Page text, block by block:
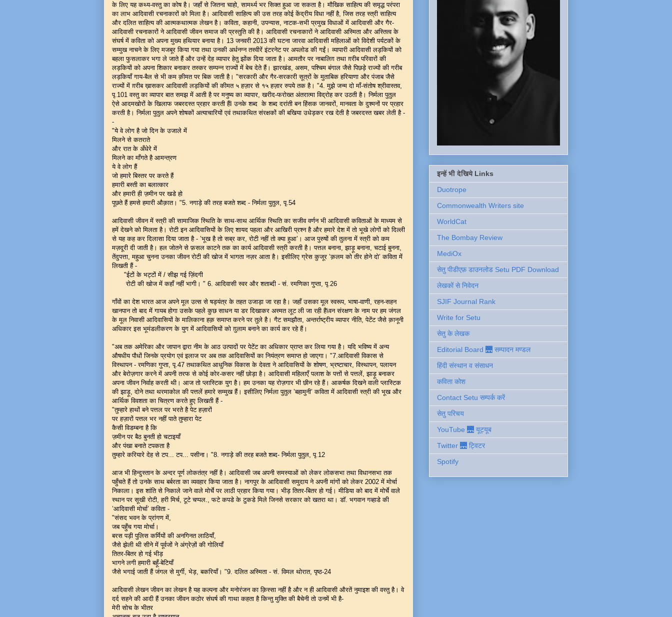
के लिए यह कथ्य-वस्तु का कोष है। जहाँ से जितना चाहो, सामर्थ्य भर सिक्त हुआ जा सकता है। मौखिक साहित्य की समृद्ध परंपरा
का लाभ आदिवासी रचनाकारों को मिला है। आदिवासी साहित्य की उस तरह कोई केंद्रीय विधा नहीं है, जिस तरह स्त्री साहित्य
और दलित साहित्य की आत्मकथात्मक लेखन है। कविता, कहानी, उपन्यास, नाटक-सभी प्रमुख विधाओं में आदिवासी और गैर-
आदिवासी रचनाकारों ने आदिवासी जीवन समाज की प्रस्तुति की है। आदिवासी रचनाकारों ने आदिवासी अस्मिता और अस्तित्व के
संघर्ष में कविता को अपना मुख्य हथियार बनाया है। 13 जनवरी 2013 की घटना जारवा आदिवासी महिलाओं को विदेशी पर्यटकों के
सम्मुख नाचने के लिए मजबूर किया गया तथा उनकी अर्धनग्न तस्वीरें इंटरनेट पर अपलोड की गईं। व्यापारी आदिवासी लड़कियों को
बहला फुसलाकर भगा ले जाते हैं और उन्हें देह व्यापार हेतु झोंक दिया जाता है। आमतौर पर नाबालिग़ तथा ग़रीब परिवारों की
लड़कियों को अपना शिकार बनाकर तस्कर सम्पन्न राज्यों में बेच देते हैं। झारखंड, असम, पश्चिम बंगाल जैसे पिछड़े राज्यों की गरीब
लड़कियाँ गाय-बैल से भी कम क़ीमत पर बिक जाती है। "सरकारी और गैर-सरकारी सूत्रों के मुताबिक हरियाणा और पंजाब जैसे
राज्यों में ग़रीब ख़ासकर आदिवासी लड़कियों की कीमत ५ हज़ार से १५ हज़ार रुपये तक है। "4. मुझे जन्म दो माँ-संतोष श्रीवास्तव,
पृ.101 वस्तु का व्यापार बात समझ में आती है पर मनुष्य का व्यापार, खरीद-फरोख्त अंतरात्मा विद्रोह कर उठती है। निर्मला पुतुल
ऐसे आदमखोरों के खिलाफ जबरदस्त प्रहार करती हैंI उनके शब्द के शब्द दरांती बन हिंसक जानवरों, मानवता के दुश्मनों पर प्रहार
करती है। निर्मला पुतुल अपने शोषकों अत्याचारियों एवं तथाकथित संरक्षकों की बखिया उधेड़कर रख देती है जबरदस्त खबर लेती है -
-
"ये वे लोग है जो दिन के उजाले में
मिलने से कतराते
और रात के अँधेरे में
मिलने का माँगते है आमन्त्रण
ये वे लोग हैं
जो हमारे बिस्तर पर करते हैं
हमारी बस्ती का बलात्कार
और हमारी ही ज़मीन पर खडे हो
पूछते हैं हमसे हमारी औक़ात। "5. नगाड़े की तरह बजते शब्द - निर्मला पुतुल, पृ.54
आदिवासी जीवन में स्त्री की सामाजिक स्थिति के साथ-साथ आर्थिक स्थिति का सजीव वर्णन भी आदिवासी कविताओं के माध्यम से
हमें देखने को मिलता है। रोटी इन आदिवासियों के लिए शायद पहला और आखिरी प्रश्न है और हमारे देश में तो भूखे लोगों को दिल्ली
से यह कह कर दिलासा दिया जाता है - ’भूख है तो सब्र कर, रोटी नहीं तो क्या हुआ’। आज पुरुषों की तुलना में स्त्री को कम
मज़दूरी दी जाती है। हल जोतने से फ़सल काटने तक का कार्य आदिवासी स्त्री करती है। पत्तल बनाना, झाड़ू बनाना, चटाई बुनना,
तेंदुपत्ता, महुआ चुनना उनका जीवन रोटी की खोज में भागता नज़र आता है। इसीलिए ग्रेस कुजूर ’क़लम को तीर होने दो’ कविता में
लिखती हैं -
"ईटों के भट्टों में / सीझ गई ज़िंदगी
रोटी की खोज में कहाँ नहीं भागी। " 6. आदिवासी स्वर और शताब्दी - सं. रमणिका गुप्ता, पृ.26
गाँवों का देश भारत आज अपने मूल उत्स से षड्यंत्र के तहत उजाड़ा जा रहा है। जहाँ उसका मूल स्वरूप, भाषा-वाणी, रहन-सहन
खानपान तो बाद में गायब होगा उसके पहले कुछ साधन या डर दिखाकर अस्मत लूट ली जा रही है\वन संरक्षण के नाम पर हम जंगल
के मूल निवासी आदिवासियों के मालिकाना हक़ समाप्त करने पर तुले है। गैट समझौता, अन्तर्राष्ट्रीय व्यापार नीति, पेटेंट जैसे क़ानूनी
अधिकार इस भूमंडलीकरण के युग में आदिवासियों को ग़ुलाम बनाने का कार्य कर रहे हैं।
"अब तक अमेरिका और जापान द्वारा नीम के आठ उत्पादों पर पेटेंट का अधिकार प्राप्त कर लिया गया है। यदि भविष्य में अन्य
औषधीय पौधों जिनके प्रयोग एवं इलाज पर अब तक आदिवासियों का नियंत्रण समाप्त हो जाएगा। "7.आदिवासी विकास से
विस्थापन - रमणिका गुप्ता, पृ.47 तथाकथित आधुनिक विकास के देवता ने आदिवासियों के शोषण, भ्रष्टाचार, विस्थापन, पलायन
और बेरोज़गार करने में अपनी तरफ से कोई कोर-कसर नहीं छोड़ा है। आदिवासी महिलाएँ पलाश के पत्तों से पत्तलें, झाड़ू बनाकर
अपना जीवन निर्वाह करती थी। आज तो प्लास्टिक युग है। हम उनका यह रोज़गार भी छीन रहे हैं। आकर्षक दिखने वाली प्लास्टिक
की झाड़ू, दोने तथा थरमाकोल की पत्तलें हमारे सम्मुख हैं। इसीलिए निर्मला पुतुल ’बहामुनी’ कविता में आदिवासी स्त्री की भूख और
आर्थिक विवशता का चित्रण करते हुए लिखती हैं -
"तुम्हारे हाथों बने पत्तल पर भरते है पेट हज़ारों
पर हज़ारों पत्तल भर नहीं पाते तुम्हारा पेट
कैसी विडम्बना है कि
ज़मीन पर बैठ बुनती हो चटाइयाँ
और पंखा बनाते टपकता है
तुम्हारे करियारे देह से टप... टप... पसीना। "8. नगाड़े की तरह बजते शब्द- निर्मला पुतुल, पृ.12
आज भी हिन्दुस्तान के अन्दर पूर्ण लोकतंत्र नहीं है। आदिवासी जब अपनी समस्याओं को लेकर लोकसभा तथा विधानसभा तक
पहुँचते हैं तो उनके साथ बर्बरता का व्यवहार किया जाता है। नागपुर के आदिवासी समुदाय ने अपनी मांगों को लेकर 2002 में मोर्चा
निकाला। इस शांति से निकाले जाने वाले मोर्चे पर लाठी प्रहार किया गया। भीड़ तितर-बितर हो गई। मीडिया को बाद में मोर्चे वाले
स्थान पर सूखी रोटी, हरी मिर्च, टूटे चप्पल., फटे कपडे के टुकडे मिले जिनसे सरकार को खतरा था। डॉ. भगवान गव्हाडे की
’आदिवासी मोर्चा’ कविता -
"संसद भवन के प्रांगण में,
जब पहुँच गया मोर्चा।
बरस पड़ी पुलिस कर्मियों की अनगिनत लाठियाँ,
जैसे झेली थी सीने में पूर्वजों ने अंग्रेज़ों की गोलियाँ
तितर-बितर हो गई भीड़
भागने लगी हमारी बहूँ-बेटियाँ
जैसे भगाई जाती हैं जंगल से मुर्गी, भेड़, बकरियाँ। "9. दलित अस्मिता - सं. विमल थोरात, पृष्ठ-24
आदिवासी लेखन जीवन का लेखन है यह कल्पना और मनोरंजन का क़िस्सा नहीं है और न ही आदिवासी औरतें नुमाइश की वस्तु है। वे
दर्द सहने की आदी हैं उनका जीवन कठोर संघर्ष की गाथा कहता है किन्तु मुक्ति की बैचेनी तो उनमें भी है-
मेरी सोच के भीतर
इन्हें भी देखिये Links
Duotrope
Commonwealth Writers site
WorldCat
The Bombay Review
MediOx
सेतु पीडीएफ़ डाउनलोड Setu PDF Download
लेखकों से निवेदन
SJIF Journal Rank
Write for Setu
सेतु के लेखक
Editorial Board 🌉 सम्पादन मण्डल
हिंदी संस्थान व संसाधन
कविता कोश
Contact Setu सम्पर्क करें
सेतु परिचय
YouTube 🌉 यूट्यूब
Twitter 🌉 ट्विटर
Spotify